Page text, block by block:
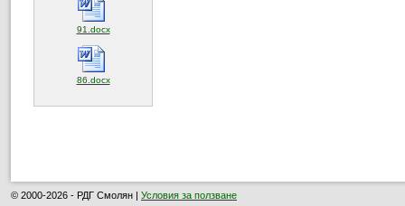
91.docx(отваря се в нов прозорец)
86.docx(отваря се в нов прозорец)
© 2000-2026 - РДГ Смолян | Условия за ползване